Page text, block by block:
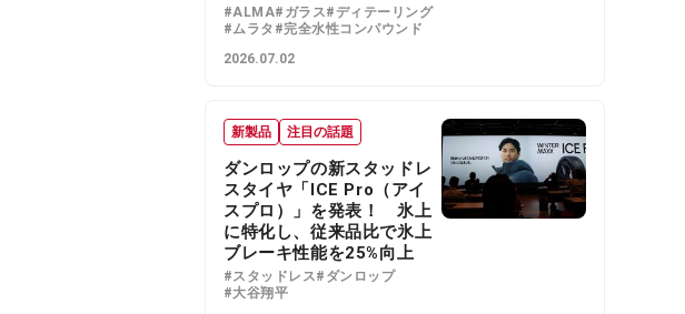
#ALMA#ガラス#ディテーリング
#ムラタ #完全水性コンパウンド
2026.07.02
新製品 注目の話題
ダンロップの新スタッドレ
スタイヤ「ICE Pro（アイ
スプロ）」を発表！ 氷上
に特化し、従来品比で氷上
ブレーキ性能を25%向上
#スタッドレス#ダンロップ
#大谷翔平